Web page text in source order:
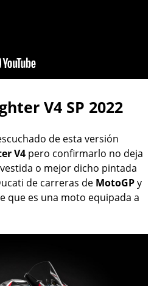
V4 SP 2022
de esta versión
V4 pero confirmarlo no deja
o mejor dicho pintada
de carreras de MotoGPy
que es una moto equipada a